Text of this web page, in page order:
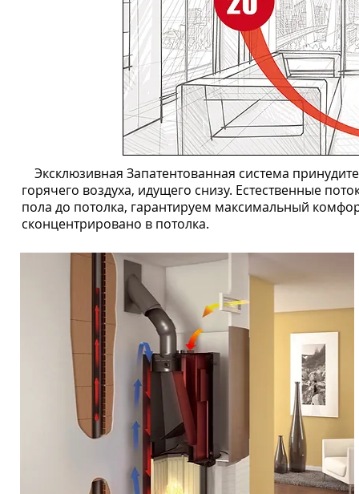
Эксклюзивная Запатентованная система
горячего воздуха, идущего снизу. Естественные
пола до потолка, гарантируем максимальный
сконцентрировано в потолка.